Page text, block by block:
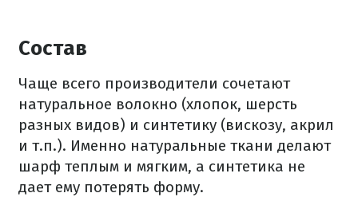
Состав
Чаще всего производители сочетают
натуральное волокно (хлопок, шерсть
разных видов) и синтетику (вискозу, акрил
и т.п.). Именно натуральные ткани делают
шарф теплым и мягким, а синтетика не
дает ему потерять форму.